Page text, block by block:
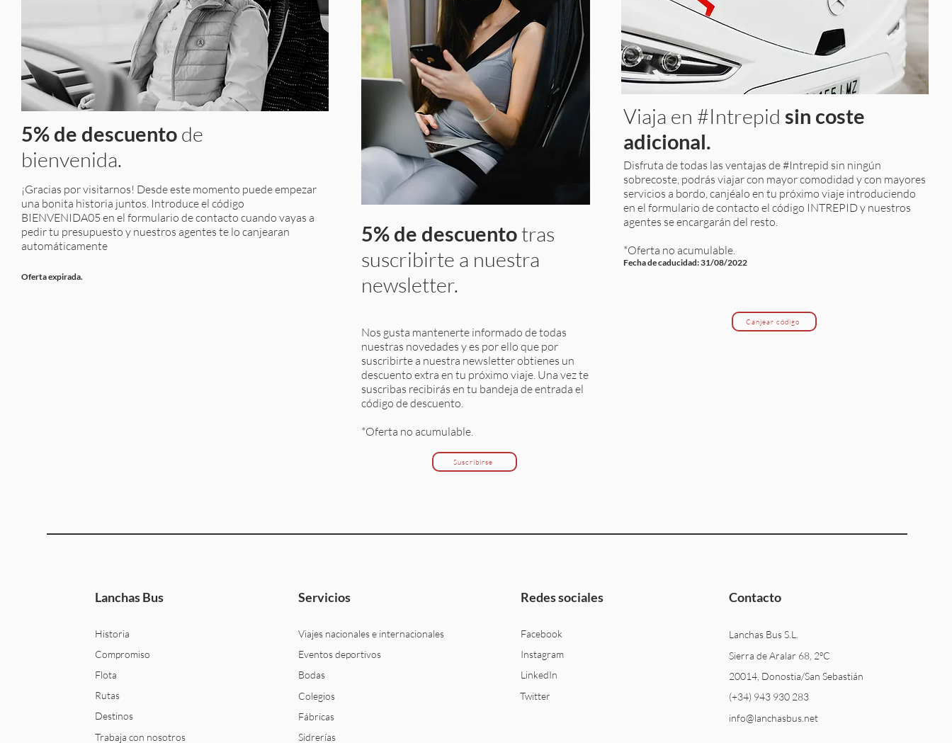
5% de descuento de
bienvenida.
¡Gracias por visitarnos! Desde este momento puede empezar
una bonita historia juntos. Introduce el código
BIENVENIDA05 en el formulario de contacto cuando vayas a
pedir tu presupuesto y nuestros agentes te lo canjearan
automáticamente
Oferta expirada.
5% de descuentotras
suscribirte a nuestra
newsletter.
Nos gusta mantenerte informado de todas
nuestras novedades y es por ello que por
suscribirte a nuestra newsletter obtienes un
descuento extra en tu próximo viaje. Una vez te
suscribas recibirás en tu bandeja de entrada el
código de descuento.
*Oferta no acumulable.
Viaja en #Intrepid sin coste
adicional.
Disfruta de todas las ventajas de #Intrepid sin ningún
sobrecoste, podrás viajar con mayor comodidad y con mayores
servicios a bordo, canjéalo en tu próximo viaje introduciendo
en el formulario de contacto el código INTREPID y nuestros
agentes se encargarán del resto.
*Oferta no acumulable.
Fecha de caducidad: 31/08/2022
Canjear código
Suscribirse
Lanchas Bus
Historia
Compromiso
Flota
Servicios
Viajes nacionales e internacionales
Eventos deportivos
Bodas
Colegios
Fábricas
Redes sociales
Facebook
Instagram
LinkedIn
Contacto
Lanchas Bus S.L.
Sierra de Aralar 68, 2ºC
20014, Donostia/San Sebastián
(+34) 943 930 283
info@lanchasbus.net
Sidrerías
Rutas
Destinos
Trabaja con nosotros
Twitter